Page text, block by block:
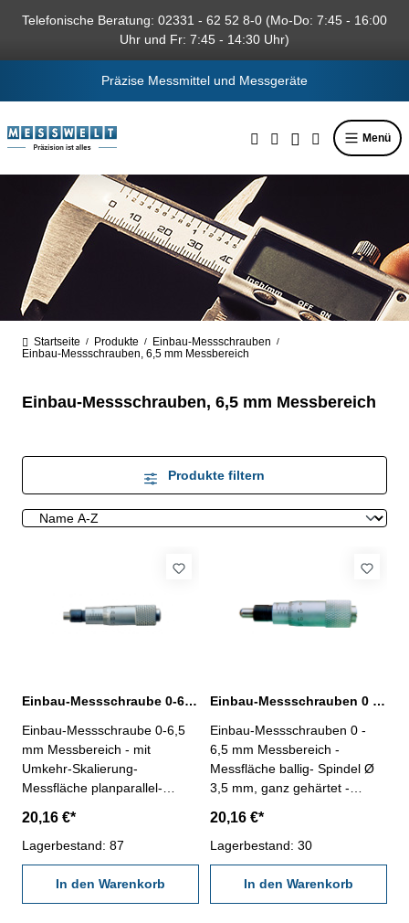
springen
Telefonische Beratung: 02331 - 62 52 8-0 (Mo-Do: 7:45 - 16:00
Uhr und Fr: 7:45 - 14:30 Uhr)
Präzise Messmittel und Messgeräte
Menü
Startseite / Produkte / Einbau-Messschrauben /
Einbau-Messschrauben, 6,5 mm Messbereich
Einbau-Messschrauben, 6,5 mm Messbereich
Produkte filtern
Einbau-Messschraube 0-6,5 mm Messbereich Messfläche planparallel
Einbau-Messschraube 0-6,5
mm Messbereich - mit
Umkehr-Skalierung-
Messfläche planparallel-
gehärtet - Steigung 0,5 mm -
Ablesung 0,01 mm - Trommel
mattverchromt, ohne Ratsche
20,16 €*
Lagerbestand: 87
In den Warenkorb
Einbau-Messschrauben 0 - 6,5 mm Messbereich Messfläche ballig
Einbau-Messschrauben 0 -
6,5 mm Messbereich -
Messfläche ballig- Spindel Ø
3,5 mm, ganz gehärtet -
0,01 mm - Trommel
mattverchromt, ohne Ratsche
20,16 €*
Lagerbestand: 30
In den Warenkorb